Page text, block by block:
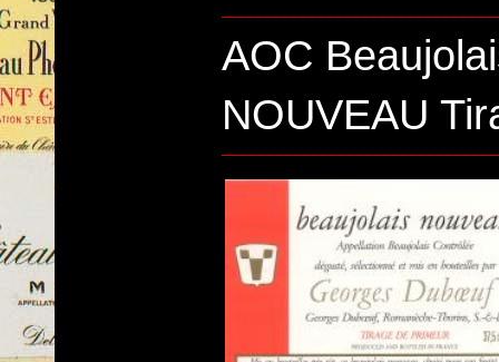
AOC
NOUVEAU